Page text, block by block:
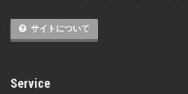
サイトについて
Service